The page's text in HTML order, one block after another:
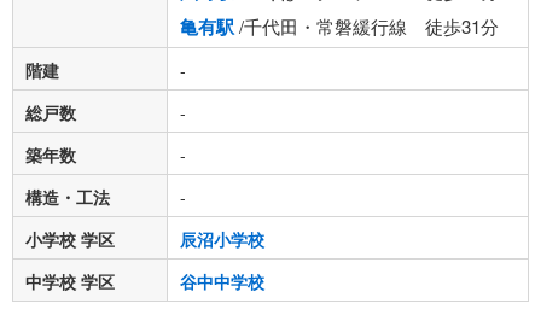
亀有駅/千代田・常磐緩行線 徒歩31分
階建
-
総戸数
-
築年数
-
構造・工法
-
小学校 学区
辰沼小学校
中学校 学区
谷中中学校